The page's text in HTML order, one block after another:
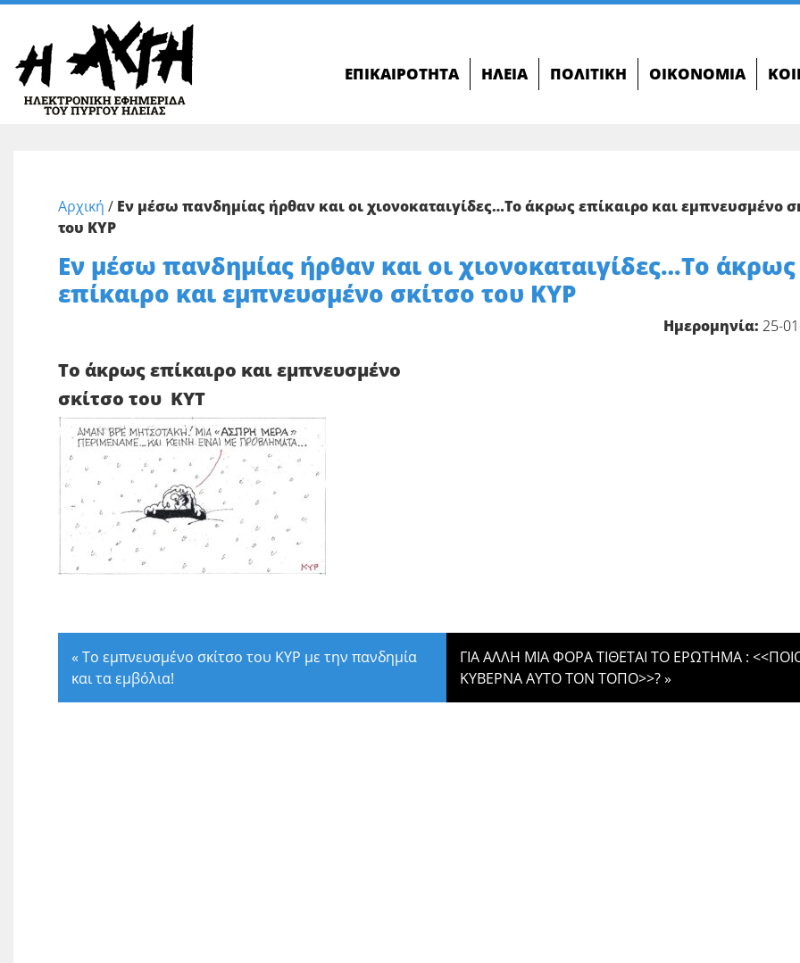
ΕΠΙΚΑΙΡΌΤΗΤΑ ΗΛΕΊΑ ΠΟΛΙΤΙΚΉ ΟΙΚΟΝΟΜΊΑ
Αρχική / Εν μέσω πανδημίας ήρθαν και οι χιονοκαταιγίδες…Το άκρως επίκαιρο και εμπνευσμένο
του ΚΥΡ
Εν μέσω πανδημίας ήρθαν και οι χιονοκαταιγίδες…Το άκρως
επίκαιρο και εμπνευσμένο σκίτσο του ΚΥΡ
Ημερομηνία: 25-
Το άκρως επίκαιρο και εμπνευσμένο
σκίτσο του ΚΥΤ
« Το εμπνευσμένο σκίτσο του ΚΥΡ με την πανδημία
και τα εμβόλια!
ΓΙΑ ΑΛΛΗ ΜΙΑ ΦΟΡΑ ΤΙΘΕΤΑΙ ΤΟ ΕΡΩΤΗΜΑ :
ΚΥΒΕΡΝΑ ΑΥΤΟ ΤΟΝ ΤΟΠΟ>>?»